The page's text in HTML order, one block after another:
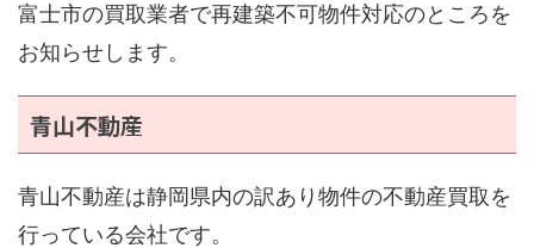
富士市の買取業者で再建築不可物件対応のところを
お知らせします。
青山不動産
青山不動産は静岡県内の訳あり物件の不動産買取を
行っている会社です。